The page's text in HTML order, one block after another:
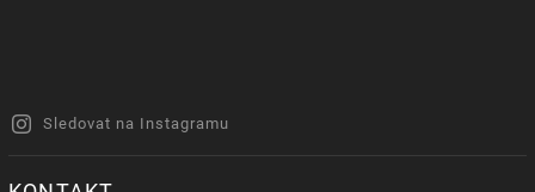
Sledovat na Instagramu